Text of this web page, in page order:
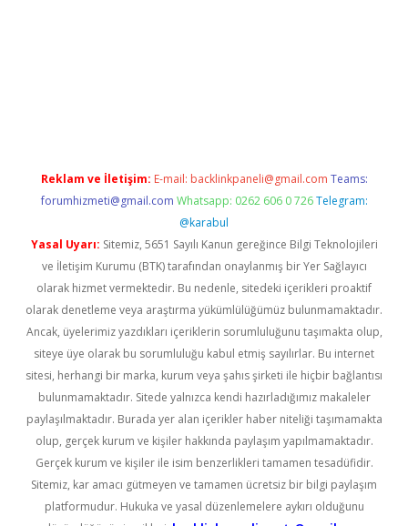
Reklam ve İletişim: E-mail: backlinkpaneli@gmail.com Teams:
forumhizmeti@gmail.com Whatsapp: 0262 606 0 726 Telegram:
@karabul
Yasal Uyarı: Sitemiz, 5651 Sayılı Kanun gereğince Bilgi Teknolojileri
ve İletişim Kurumu (BTK) tarafından onaylanmış bir Yer Sağlayıcı
olarak hizmet vermektedir. Bu nedenle, sitedeki içerikleri proaktif
olarak denetleme veya araştırma yükümlülüğümüz bulunmamaktadır.
Ancak, üyelerimiz yazdıkları içeriklerin sorumluluğunu taşımakta olup,
siteye üye olarak bu sorumluluğu kabul etmiş sayılırlar. Bu internet
sitesi, herhangi bir marka, kurum veya şahıs şirketi ile hiçbir bağlantısı
bulunmamaktadır. Sitede yalnızca kendi hazırladığımız makaleler
paylaşılmaktadır. Burada yer alan içerikler haber niteliği taşımamakta
olup, gerçek kurum ve kişiler hakkında paylaşım yapılmamaktadır.
Gerçek kurum ve kişiler ile isim benzerlikleri tamamen tesadüfidir.
Sitemiz, kar amacı gütmeyen ve tamamen ücretsiz bir bilgi paylaşım
platformudur. Hukuka ve yasal düzenlemelere aykırı olduğunu